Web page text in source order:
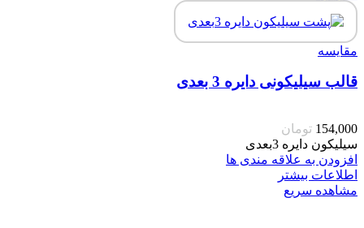
مقایسه
قالب سیلیکونی دایره 3 بعدی
154,000 تومان
سیلیکون دایره 3بعدی
افزودن به علاقه مندی ها
اطلاعات بیشتر
مشاهده سریع